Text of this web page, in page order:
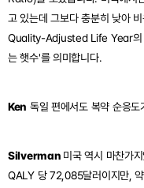
고 있는데 그보다 충분히 낮아
Quality-Adjusted Life Year의
는 햇수'를 의미합니다.
Ken 독일 편에서도 복약 순응
Silverman 미국 역시 마찬가
QALY 당 72,085달러이지만,